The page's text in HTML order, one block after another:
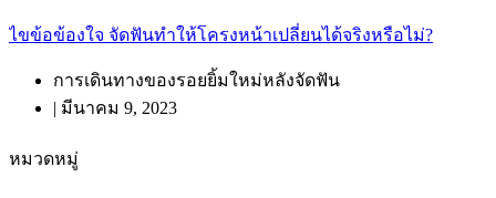
ไขข้อข้องใจ จัดฟันทำให้โครงหน้าเปลี่ยนได้จริงหรือไม่?
การเดินทางของรอยยิ้มใหม่หลังจัดฟัน
| มีนาคม 9, 2023
หมวดหมู่